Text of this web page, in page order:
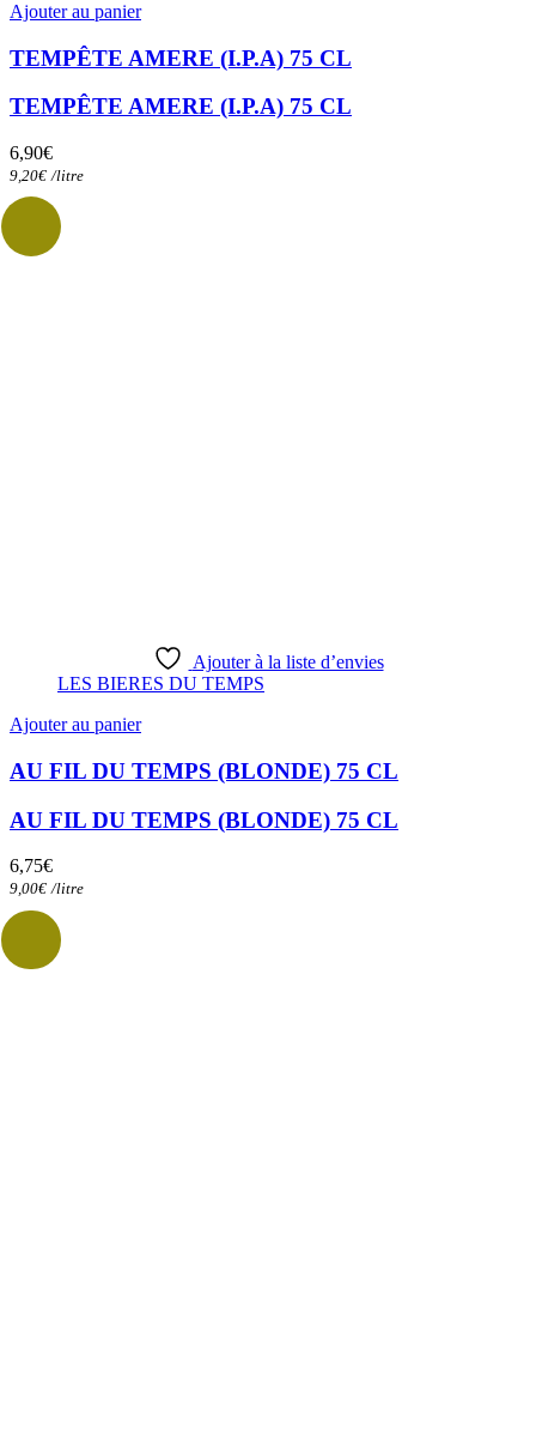
Ajouter au panier
TEMPÊTE AMERE (I.P.A) 75 CL
TEMPÊTE AMERE (I.P.A) 75 CL
6,90€
9,20€ /litre
Ajouter à la liste d’envies
LES BIERES DU TEMPS
Ajouter au panier
AU FIL DU TEMPS (BLONDE) 75 CL
AU FIL DU TEMPS (BLONDE) 75 CL
6,75€
9,00€ /litre